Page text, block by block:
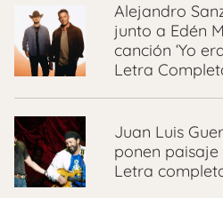
Alejandro
junto a Edén
canción ‘Yo
Letra
Juan Luis
ponen paisaje
Letra